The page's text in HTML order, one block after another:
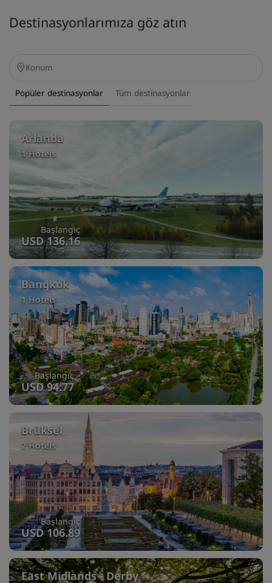
Destinasyonlarımıza göz atın
Popüler destinasyonlar Tüm destinasyonlar
Arlanda
1 Hotels
Başlangıç
USD 136.16
Bangkok
1 Hotels
Başlangıç
USD 94.77
Brüksel
2 Hotels
Başlangıç
USD 106.89
East Midlands - Derby